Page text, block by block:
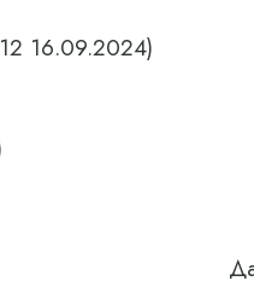
16.09.2024)